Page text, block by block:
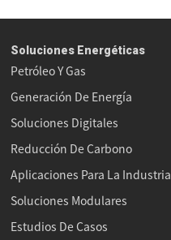
Soluciones Energéticas
Petróleo Y Gas
Generación De Energía
Soluciones Digitales
Reducción De Carbono
Aplicaciones Para La Industria
Soluciones Modulares
Estudios De Casos